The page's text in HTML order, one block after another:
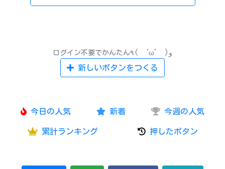
ログイン不要でかんたん٩( ‘ω’ )و
新しいボタンをつくる
今日の人気 新着 今週の人気
累計ランキング 押したボタン